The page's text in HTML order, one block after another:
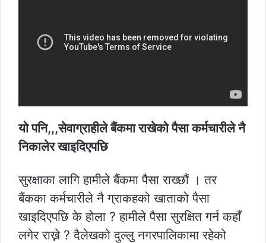
यो पनि,,,सेवाग्राहीले बैंकमा राखेको पैसा कर्मचारीले नै
निकालेर खाइदिएपछि
सुरक्षाका लागि हामीले बैंकमा पैसा राख्छौं । तर
बैंकका कर्मचारीले नै ग्राकहको खाताको पैसा
खाइदिएपछि के होला ? हामीले पैसा सुरक्षित गर्न कहाँ
लगेर राख्ने ? दैलेखको दुल्लु नगरपालिकामा रहेको